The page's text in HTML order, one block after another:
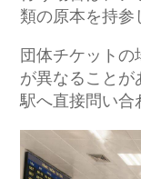
類の原本を持参
団体チケット
が異なることが
駅へ直接問い合